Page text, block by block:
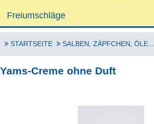
Freiumschläge
STARTSEITE SALBEN, ZÄPFCHEN, ÖLE...
Yams-Creme ohne Duft